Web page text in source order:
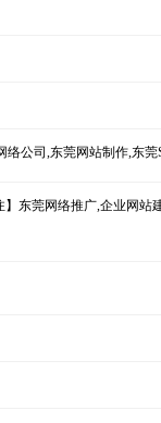
公司,东莞网站制作,东莞
东莞网络推广,企业网